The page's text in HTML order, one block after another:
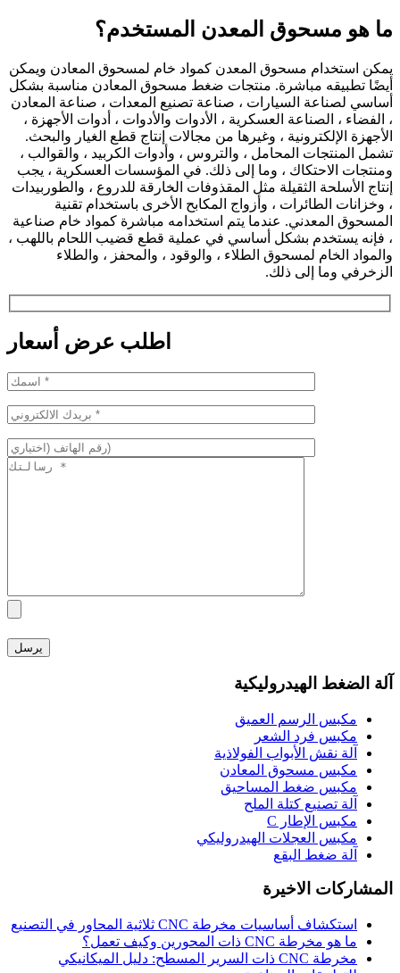
ما هو مسحوق المعدن المستخدم؟
يمكن استخدام مسحوق المعدن كمواد خام لمسحوق المعادن ويمكن
أيضًا تطبيقه مباشرة. منتجات ضغط مسحوق المعادن مناسبة بشكل
أساسي لصناعة السيارات ، صناعة تصنيع المعدات ، صناعة المعادن
، الفضاء ، الصناعة العسكرية ، الأدوات والأدوات ، أدوات الأجهزة ،
الأجهزة الإلكترونية ، وغيرها من مجالات إنتاج قطع الغيار والبحث.
تشمل المنتجات المحامل ، والتروس ، وأدوات الكربيد ، والقوالب ،
ومنتجات الاحتكاك ، وما إلى ذلك. في المؤسسات العسكرية ، يجب
إنتاج الأسلحة الثقيلة مثل المقذوفات الخارقة للدروع ، والطوربيدات
، وخزانات الطائرات ، وأزواج المكابح الأخرى باستخدام تقنية
المسحوق المعدني. عندما يتم استخدامه مباشرة كمواد خام صناعية
، فإنه يستخدم بشكل أساسي في عملية قطع قضيب اللحام باللهب ،
والمواد الخام لمسحوق الطلاء ، والوقود ، والمحفز ، والطلاء
الزخرفي وما إلى ذلك.
اطلب عرض أسعار
آلة الضغط الهيدروليكية
مكبس الرسم العميق
مكبس فرد الشعر
آلة نقش الأبواب الفولاذية
مكبس مسحوق المعادن
مكبس ضغط المساحيق
آلة تصنيع كتلة الملح
مكبس الإطار C
مكبس العجلات الهيدروليكي
آلة ضغط البقع
المشاركات الاخيرة
استكشاف أساسيات مخرطة CNC ثلاثية المحاور في التصنيع
ما هو مخرطة CNC ذات المحورين وكيف تعمل؟
مخرطة CNC ذات السرير المسطح: دليل الميكانيكي